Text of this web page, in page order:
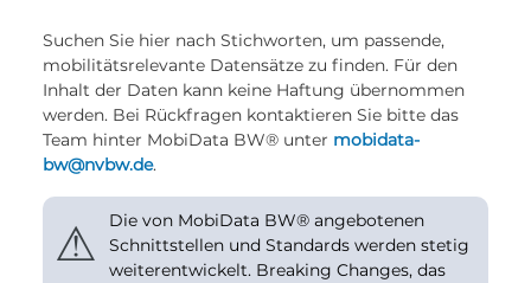
Suchen Sie hier nach Stichworten, um passende,
mobilitätsrelevante Datensätze zu finden. Für den
Inhalt der Daten kann keine Haftung übernommen
werden. Bei Rückfragen kontaktieren Sie bitte das
Team hinter MobiData BW® unter mobidata-
bw@nvbw.de.
⚠
Die von MobiData BW® angebotenen
Schnittstellen und Standards werden stetig
weiterentwickelt. Breaking Changes, das